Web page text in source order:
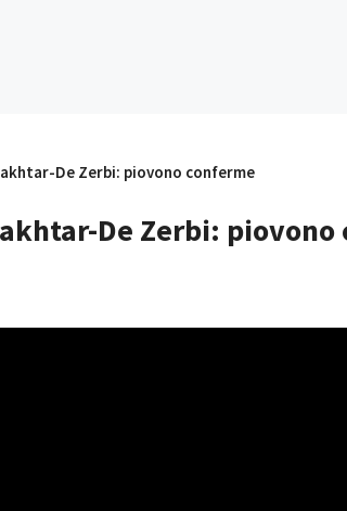
De Zerbi: piovono conferme
De Zerbi: